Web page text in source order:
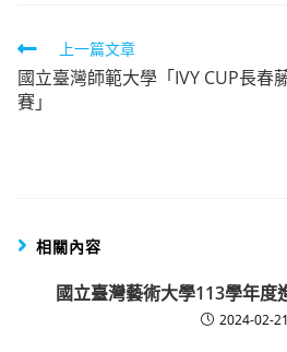
Read
more
articles
上一篇文章
國立臺灣師範大學「IVY CUP長春
賽」
相關內容
國立臺灣藝術大學113學年度
2024-02-21